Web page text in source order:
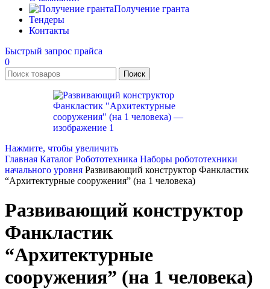
Получение гранта
Тендеры
Контакты
Быстрый запрос прайса
0
Поиск
Нажмите, чтобы увеличить
Главная Каталог Робототехника Наборы робототехники
начального уровня Развивающий конструктор Фанкластик
“Архитектурные сооружения” (на 1 человека)
Развивающий конструктор
Фанкластик
“Архитектурные
сооружения” (на 1 человека)